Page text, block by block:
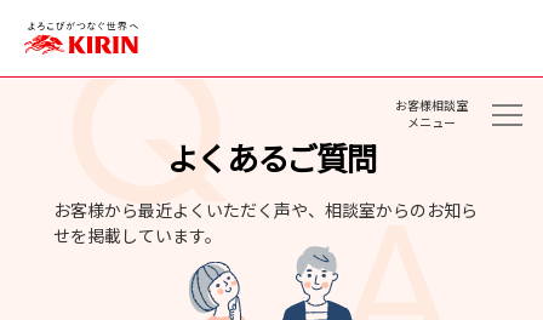
よくあるご質問
お客様から最近よくいただく声や、相談室からのお知ら
せを掲載しています。
お客様相談室
メニュー